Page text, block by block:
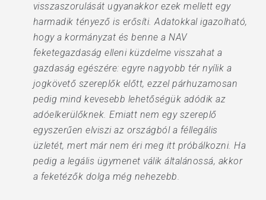
visszaszorulását ugyanakkor ezek mellett egy
harmadik tényező is erősíti. Adatokkal igazolható,
hogy a kormányzat és benne a NAV
feketegazdaság elleni küzdelme visszahat a
gazdaság egészére: egyre nagyobb tér nyílik a
jogkövető szereplők előtt, ezzel párhuzamosan
pedig mind kevesebb lehetőségük adódik az
adóelkerülőknek. Emiatt nem egy szereplő
egyszerűen elviszi az országból a féllegális
üzletét, mert már nem éri meg itt próbálkozni. Ha
pedig a legális ügymenet válik általánossá, akkor
a feketézők dolga még nehezebb.